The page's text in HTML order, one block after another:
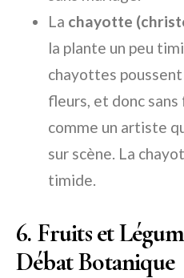
La chayotte
la plante un peu
chayottes
fleurs, et donc sans
comme un artiste
sur scène. La
timide.
6. Fruits et
Débat Botanique